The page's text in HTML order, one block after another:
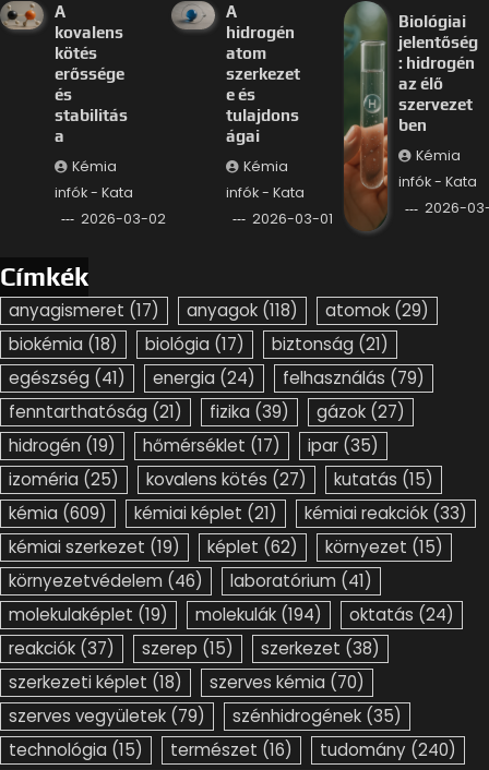
A
kovalens
kötés
erőssége
és
stabilitás
a
Kémia
infók - Kata
2026-03-02
A
hidrogén
atom
szerkezet
e és
tulajdons
ágai
Kémia
infók - Kata
2026-03-01
Biológiai
jelentőség
: hidrogén
az élő
szervezet
ben
Kémia
infók - Kata
2026-
Címkék
anyagismeret (17) anyagok (118) atomok (29)
biokémia (18) biológia (17) biztonság (21)
egészség (41) energia (24) felhasználás (79)
fenntarthatóság (21) fizika (39) gázok (27)
hidrogén (19) hőmérséklet (17) ipar (35)
izoméria (25) kovalens kötés (27) kutatás (15)
kémia (609) kémiai képlet (21) kémiai reakciók (33)
kémiai szerkezet (19) képlet (62) környezet (15)
környezetvédelem (46) laboratórium (41)
molekulaképlet (19) molekulák (194) oktatás (24)
reakciók (37) szerep (15) szerkezet (38)
szerkezeti képlet (18) szerves kémia (70)
szerves vegyületek (79) szénhidrogének (35)
technológia (15) természet (16) tudomány (240)